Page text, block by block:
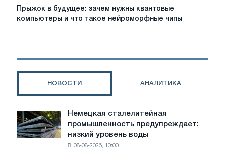
Прыжок
квантовые
такое
нейроморфные
чипы
Прыжок в будущее: зачем нужны квантовые
компьютеры и что такое нейроморфные чипы
НОВОСТИ АНАЛИТИКА
Немецкая
сталелитейная
промышленность
предупреждает:
Немецкая сталелитейная
промышленность предупреждает:
низкий уровень воды
08-08-2026, 10:00